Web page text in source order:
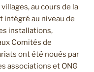
au cours de la
intégré au niveau de
installations,
Comités de
ont été noués par
associations et ONG